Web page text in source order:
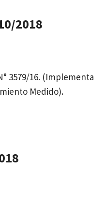
2018
3579/16. (Implementa
Medido).